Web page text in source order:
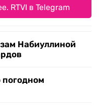
RTVI в Telegram
Набиуллиной
погодном